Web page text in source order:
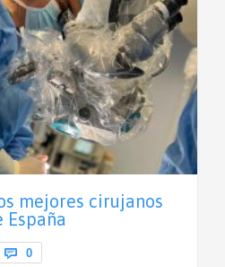
mejores cirujanos
España
 0Comments